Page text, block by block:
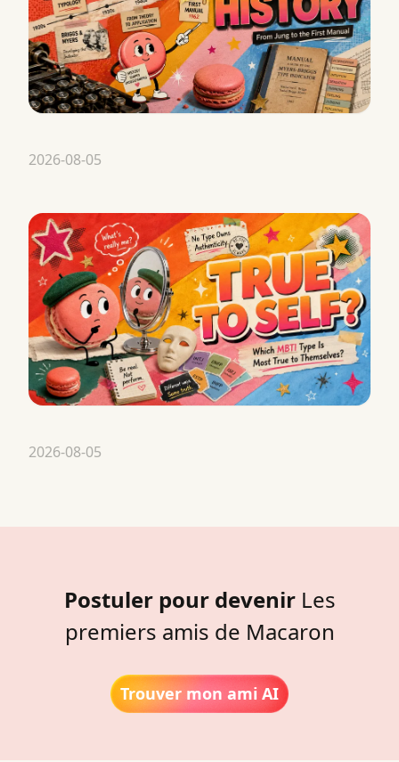
2026-08-05
2026-08-05
Postuler pour devenir Les
premiers amis de Macaron
Trouver mon ami AI